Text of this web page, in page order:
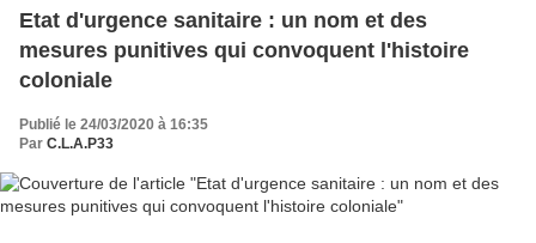
Etat d'urgence sanitaire : un nom et des
mesures punitives qui convoquent l'histoire
coloniale
Publié le 24/03/2020 à 16:35
Par C.L.A.P33